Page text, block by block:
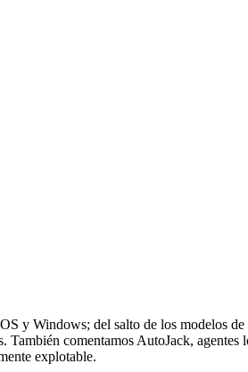
y Windows; del salto de los modelos
comentamos AutoJack,
explotable.